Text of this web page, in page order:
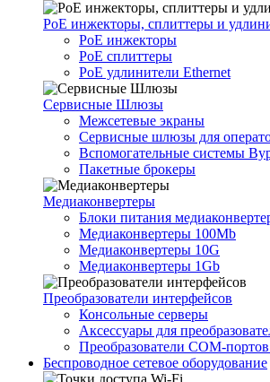
PoE инжекторы, сплиттеры и
PoE инжекторы
PoE сплиттеры
PoE удлинители Ethernet
Сервисные Шлюзы
Межсетевые экраны
Сервисные шлюзы для
Вспомогательные системы
Пакетные брокеры
Медиаконвертеры
Блоки питания
Медиаконвертеры 100Mb
Медиаконвертеры 10G
Медиаконвертеры 1Gb
Преобразователи интерфейсов
Консольные серверы
Аксессуары для
Преобразователи COM-
Беспроводное сетевое оборудование